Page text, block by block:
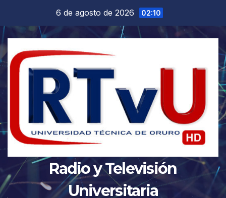
contenido
6 de agosto de 2026 02:10
Radio y Televisión
Universitaria